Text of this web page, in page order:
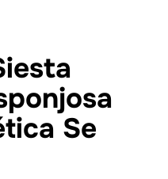
Se